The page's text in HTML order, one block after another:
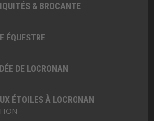
& BROCANTE
ÉQUESTRE
DE LOCRONAN
ÉTOILES À LOCRONAN